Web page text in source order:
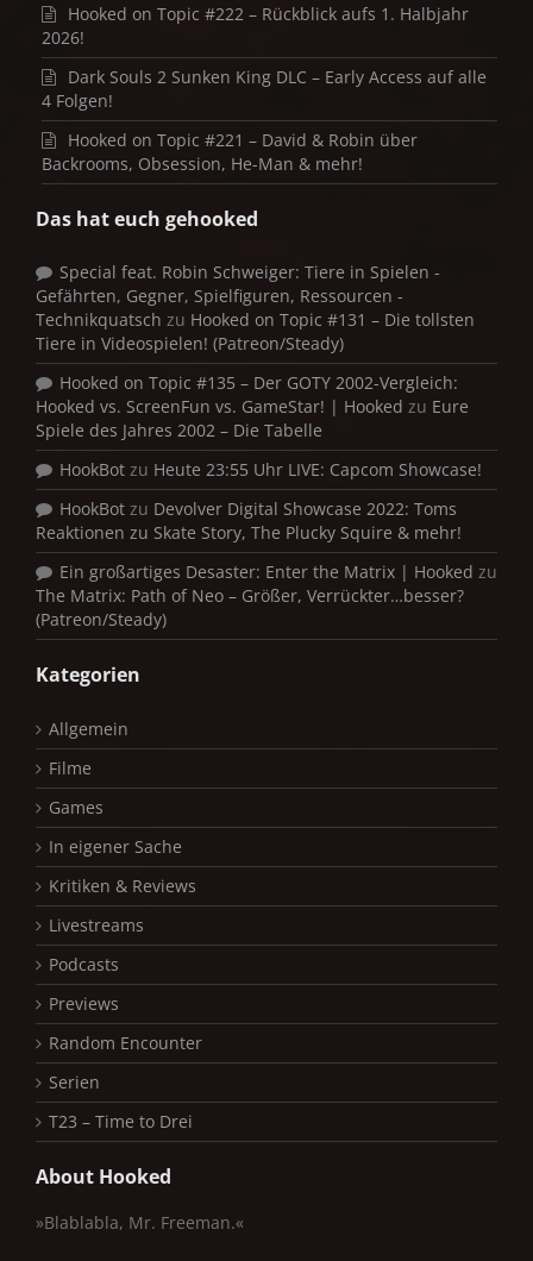
Hooked on Topic #222 – Rückblick aufs 1. Halbjahr
2026!
Dark Souls 2 Sunken King DLC – Early Access auf alle
4 Folgen!
Hooked on Topic #221 – David & Robin über
Backrooms, Obsession, He-Man & mehr!
Das hat euch gehooked
Special feat. Robin Schweiger: Tiere in Spielen -
Gefährten, Gegner, Spielfiguren, Ressourcen -
Technikquatsch zu Hooked on Topic #131 – Die tollsten
Tiere in Videospielen! (Patreon/Steady)
Hooked on Topic #135 – Der GOTY 2002-Vergleich:
Hooked vs. ScreenFun vs. GameStar! | Hooked zu Eure
Spiele des Jahres 2002 – Die Tabelle
HookBot zu Heute 23:55 Uhr LIVE: Capcom Showcase!
HookBot zu Devolver Digital Showcase 2022: Toms
Reaktionen zu Skate Story, The Plucky Squire & mehr!
Ein großartiges Desaster: Enter the Matrix | Hooked zu
The Matrix: Path of Neo – Größer, Verrückter…besser?
(Patreon/Steady)
Kategorien
Allgemein
Filme
Games
In eigener Sache
Kritiken & Reviews
Livestreams
Podcasts
Previews
Random Encounter
Serien
T23 – Time to Drei
About Hooked
»Blablabla, Mr. Freeman.«